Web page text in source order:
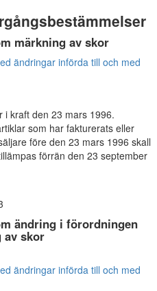
märkning av skor
ändringar införda till och med
i kraft den 23 mars 1996.
som har fakturerats eller
före den 23 mars 1996 skall
förrän den 23 september
ändring i förordningen
av skor
ändringar införda till och med